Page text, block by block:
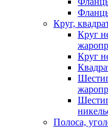
Круг,
Круг
Круг
Полоса,